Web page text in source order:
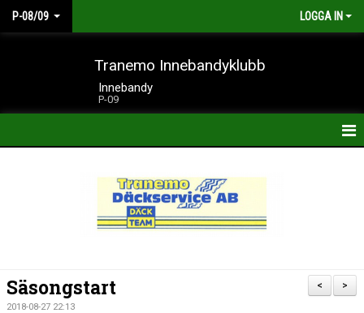
P-08/09 LOGGA IN
Tranemo Innebandyklubb
Innebandy
P-09
BILDER
>
<
Säsongstart
2018-08-27 22:13